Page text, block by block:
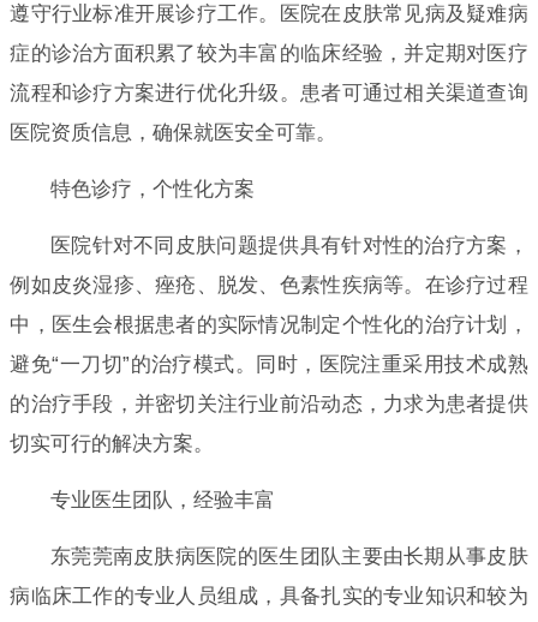
遵守行业标准开展诊疗工作。医院在皮肤常见病及疑难病
症的诊治方面积累了较为丰富的临床经验，并定期对医疗
流程和诊疗方案进行优化升级。患者可通过相关渠道查询
医院资质信息，确保就医安全可靠。
特色诊疗，个性化方案
医院针对不同皮肤问题提供具有针对性的治疗方案，
例如皮炎湿疹、痤疮、脱发、色素性疾病等。在诊疗过程
中，医生会根据患者的实际情况制定个性化的治疗计划，
避免“一刀切”的治疗模式。同时，医院注重采用技术成熟
的治疗手段，并密切关注行业前沿动态，力求为患者提供
切实可行的解决方案。
专业医生团队，经验丰富
东莞莞南皮肤病医院的医生团队主要由长期从事皮肤
病临床工作的专业人员组成，具备扎实的专业知识和较为